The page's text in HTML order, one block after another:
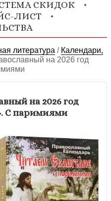
СКИДОК
ЛИСТ
литература / Календари,
на 2026 год
на 2026 год
С паримиями